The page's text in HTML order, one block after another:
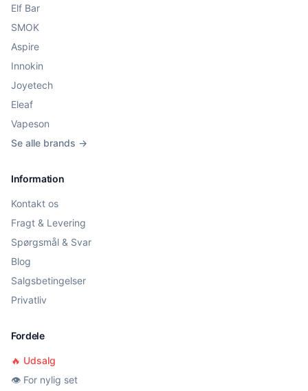
Elf Bar
SMOK
Aspire
Innokin
Joyetech
Eleaf
Vapeson
Se alle brands →
Information
Kontakt os
Fragt & Levering
Spørgsmål & Svar
Blog
Salgsbetingelser
Privatliv
Fordele
🔥 Udsalg
👁️ For nylig set